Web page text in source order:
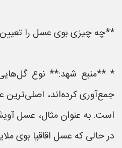
**چه چیزی بوی عسل را
* **منبع شهد:** نوع گل‌هایی
جمع‌آوری کرده‌اند،
است. به عنوان مثال، عسل
در حالی که عسل اقاقیا بوی